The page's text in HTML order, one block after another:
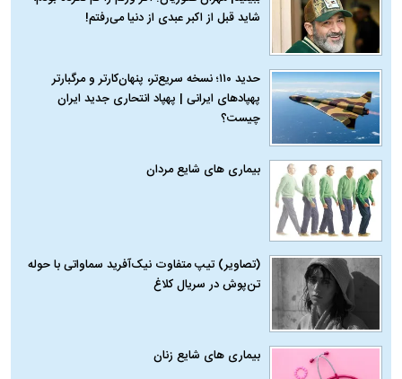
شاید قبل از اکبر عبدی از دنیا می‌رفتم!
حدید ۱۱۰؛ نسخه سریع‌تر، پنهان‌کارتر و مرگبارتر
پهپادهای ایرانی | پهپاد انتحاری جدید ایران
چیست؟
بیماری‌ های شایع مردان
(تصاویر) تیپ متفاوت نیک‌آفرید سماواتی با حوله
تن‌پوش در سریال کلاغ
بیماری‌ های شایع زنان